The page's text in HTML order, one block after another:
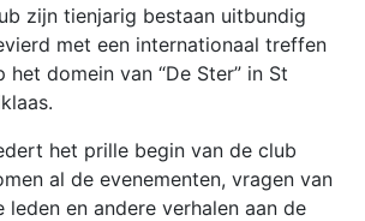
zijn tienjarig bestaan uitbundig
met een internationaal treffen
het domein van “De Ster” in St
het prille begin van de club
al de evenementen, vragen van
leden en andere verhalen aan de